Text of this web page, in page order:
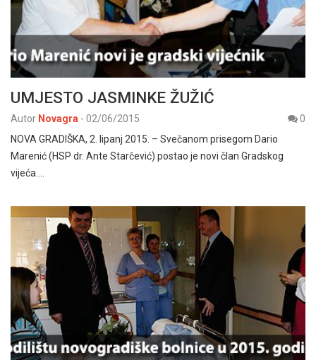
UMJESTO JASMINKE ŽUŽIĆ
Autor Novagra - 02/06/2015
0
NOVA GRADIŠKA, 2. lipanj 2015. – Svečanom prisegom Dario
Marenić (HSP dr. Ante Starčević) postao je novi član Gradskog
vijeća.…